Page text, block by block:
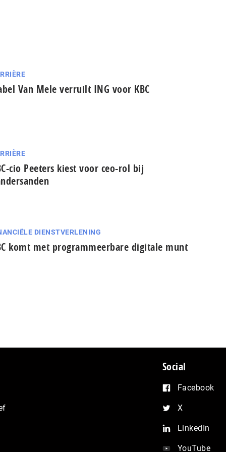
Van Mele verruilt ING voor KBC
cio Peeters kiest voor ceo-rol bij
DIENSTVERLENING
komt met programmeerbare digitale munt
Social
Facebook
X
LinkedIn
YouTube